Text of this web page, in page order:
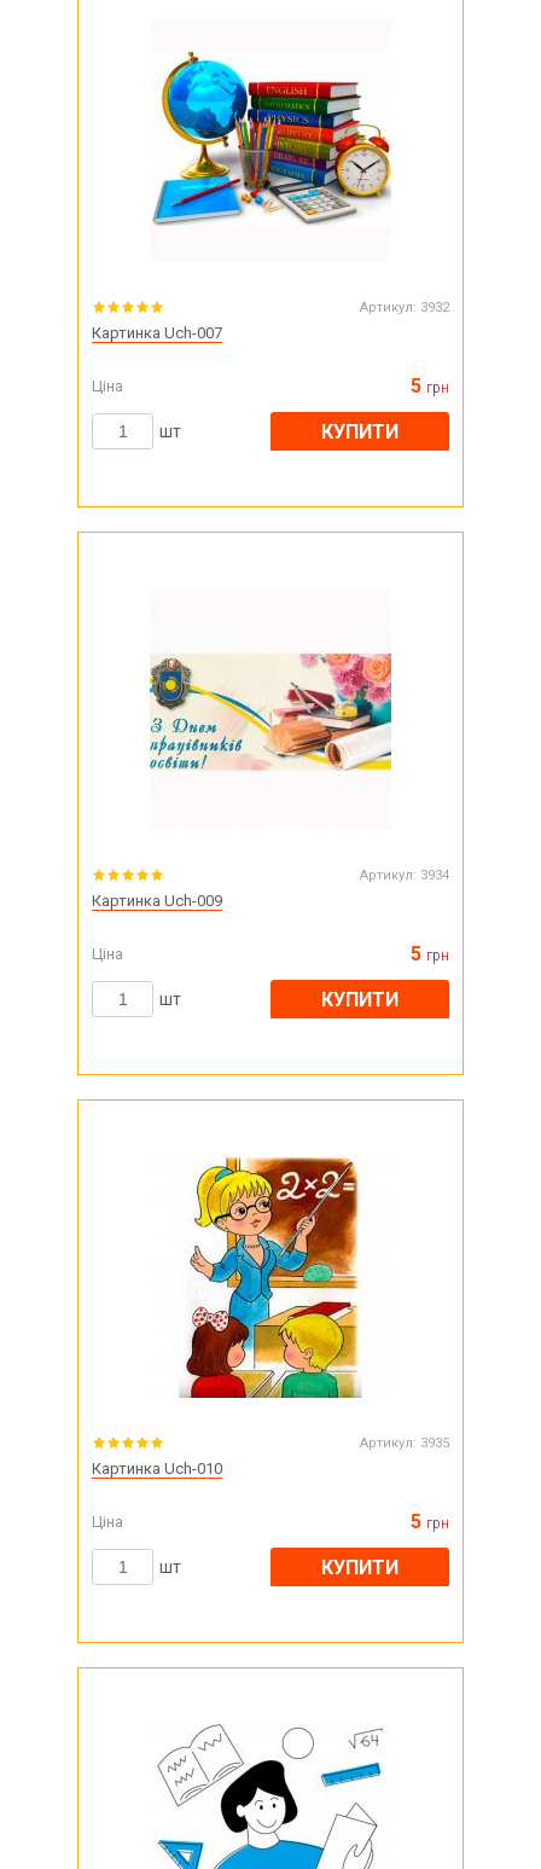
Артикул: 3932
Картинка Uch-007
Ціна 5 грн
шт КУПИТИ
Артикул: 3934
Картинка Uch-009
Ціна 5 грн
шт КУПИТИ
Артикул: 3935
Картинка Uch-010
Ціна 5 грн
шт КУПИТИ